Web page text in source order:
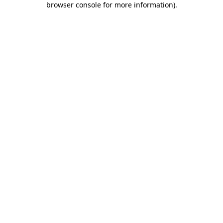
browser console for more information).